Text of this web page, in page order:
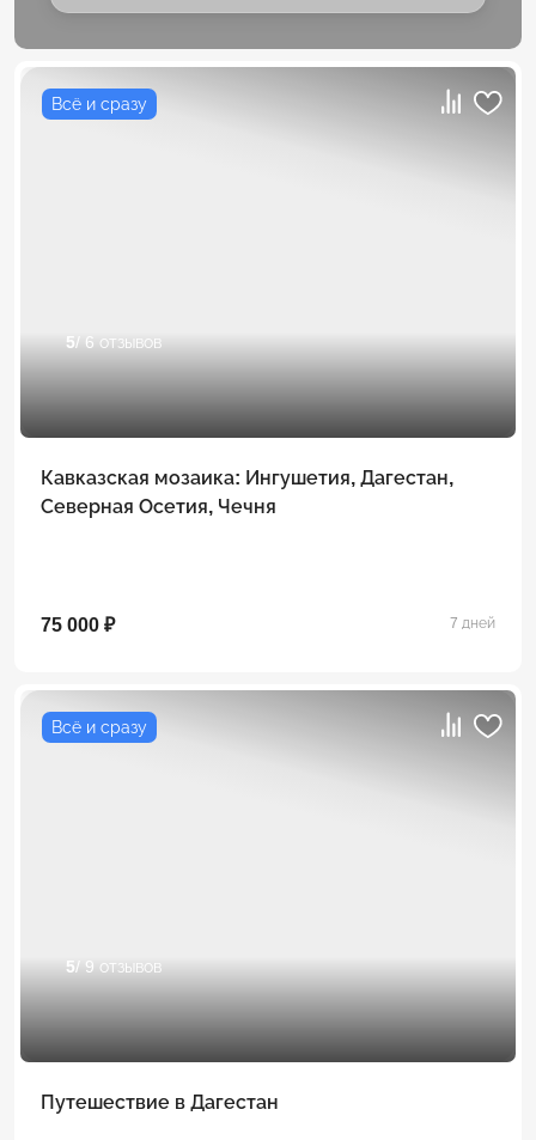
Всё и сразу
5/ 6 отзывов
Кавказская мозаика: Ингушетия, Дагестан,
Северная Осетия, Чечня
75 000 ₽ 7 дней
Всё и сразу
5/ 9 отзывов
Путешествие в Дагестан